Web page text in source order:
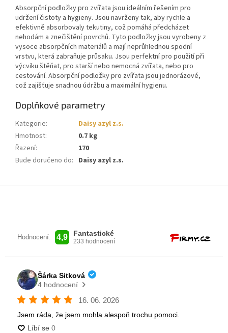
Absorpční podložky pro zvířata jsou ideálním řešením pro
udržení čistoty a hygieny. Jsou navrženy tak, aby rychle a
efektivně absorbovaly tekutiny, což pomáhá předcházet
nehodám a znečištění povrchů. Tyto podložky jsou vyrobeny z
vysoce absorpčních materiálů a mají neprůhlednou spodní
vrstvu, která zabraňuje průsaku. Jsou perfektní pro použití při
výcviku štěňat, pro starší nebo nemocná zvířata, nebo pro
cestování. Absorpční podložky pro zvířata jsou jednorázové,
což zajišťuje snadnou údržbu a maximální hygienu.
Doplňkové parametry
Kategorie:
Daisy azyl z.s.
Hmotnost:
0.7 kg
Řazení:
170
Bude doručeno do: Daisy azyl z.s.